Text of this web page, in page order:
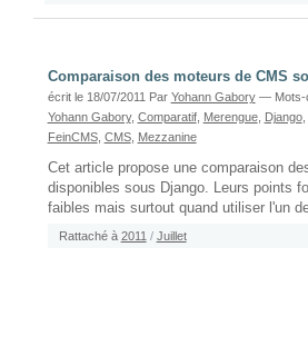
Comparaison des moteurs de CMS
écrit le 18/07/2011 Par Yohann Gabory — Mots-
Yohann Gabory, Comparatif, Merengue, Django,
FeinCMS, CMS, Mezzanine
Cet article propose une comparaison
disponibles sous Django. Leurs points
faibles mais surtout quand utiliser l'un
Rattaché à 2011 / Juillet